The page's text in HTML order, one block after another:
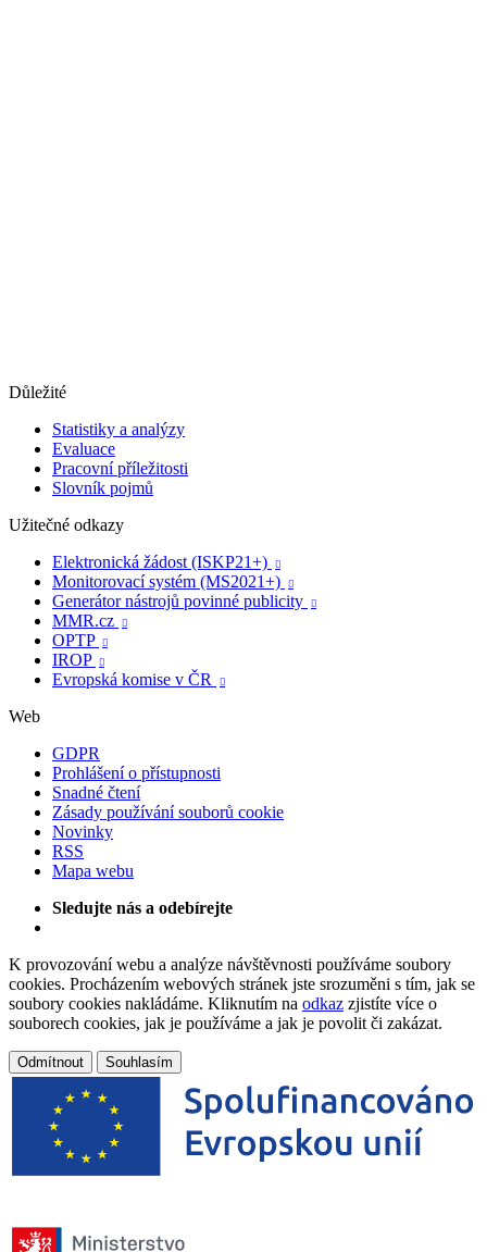
Důležité
Statistiky a analýzy
Evaluace
Pracovní příležitosti
Slovník pojmů
Užitečné odkazy
Elektronická žádost (ISKP21+)

Monitorovací systém (MS2021+) 
Generátor nástrojů povinné publicity 
MMR.cz 
OPTP 
IROP 
Evropská komise v ČR 
Web
GDPR
Prohlášení o přístupnosti
Snadné čtení
Zásady používání souborů cookie
Novinky
RSS
Mapa webu
Sledujte nás a odebírejte
K provozování webu a analýze návštěvnosti používáme soubory
cookies. Procházením webových stránek jste srozuměni s tím, jak se
soubory cookies nakládáme. Kliknutím na odkaz zjistíte více o
souborech cookies, jak je používáme a jak je povolit či zakázat.
Odmítnout Souhlasím